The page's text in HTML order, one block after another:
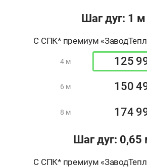
Шаг дуг: 1 м
С СПК* премиум
4 м 125
6 м 150
8 м 174
Шаг дуг: 0,65
С СПК* премиум